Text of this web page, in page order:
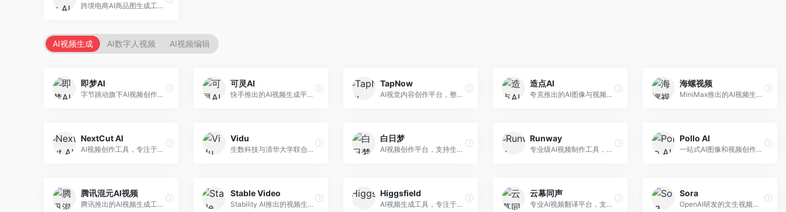
跨境电商AI商品图生成工具。面向跨境电商卖家，支持多语言商品图生成、模特替换、场景优化等服务，适配海外电商平台需求。
AI视频生成 AI数字人视频 AI视频编辑
即梦AI
字节跳动旗下AI视频创作平台，支持多模态内容生成。面向内容创作者和营销人员，提供文生视频、图生视频、智能剪辑等功能，中文理解能力强，创作效率高。
可灵AI
快手推出的AI视频生成平台，支持文生视频和图生视频，可生成长达2分钟的高质量视频内容。面向短视频创作者和营销人员，操作简便，生成效果逼真，适合商业推广和创意表达。
TapNow
AI视觉内容创作平台，整合图像与视频生成能力。面向内容创作者，提供文生图、文生视频、智能编辑等服务，创作工具丰富，一站式体验便捷。
造点AI
夸克推出的AI图像与视频创作平台。面向普通用户和内容创作者，提供文生图、文生视频等功能，操作简便，与夸克生态深度整合。
海螺视频
MiniMax推出的AI视频生成工具，支持高质量视频创作。面向内容创作者，提供文生视频、视频编辑等功能，生成速度快，视频效果自然流畅。
NextCut AI
AI视频创作工具，专注于智能剪辑和视频生成。面向视频创作者，提供智能剪辑、视频生成、特效添加等功能，剪辑效率高，适合快节奏内容生产。
Vidu
生数科技与清华大学联合研发的AI视频生成大模型。面向视频创作者和内容生产者，支持文生视频、图生视频，视频质量高，物理运动理解准确，国产视频生成领先工具。
白日梦
AI视频创作平台，支持生成长达50分钟的长视频内容。面向长视频创作者和内容生产者，支持故事视频生成、视频编辑等功能，适合叙事性内容创作。
Runway
专业级AI视频制作工具，支持视频生成与编辑。面向影视制作人和创意工作者，提供文生视频、视频编辑、绿幕抠像等专业功能，视频处理能力强，适合专业创作场景。
Pollo AI
一站式AI图像和视频创作平台，整合多种生成工具。面向内容创作者，提供文生图、文生视频、视频编辑等服务，创作工具全面，一站式体验便捷。
腾讯混元AI视频
腾讯推出的AI视频生成工具，基于混元大模型。面向腾讯生态用户和内容创作者，支持文生视频、视频编辑等功能，与腾讯产品生态深度整合。
Stable Video
Stability AI推出的视频生成模型，开源可部署。面向开发者和专业创作者，支持视频生成、视频编辑等功能，开源生态完善，定制化程度高。
Higgsfield
AI视频生成工具，专注于高质量视频内容创作。面向视频创作者和营销人员，支持文生视频、视频编辑等功能，视频效果逼真，适合商业应用。
云幕同声
专业AI视频翻译平台，支持视频多语言配音和字幕生成。面向跨境电商和内容出海从业者，提供视频翻译、配音、字幕生成等服务，多语言支持完善。
Sora
OpenAI研发的文生视频大模型，可根据文字描述生成长达60秒的高清视频。面向影视创作者、广告从业者和内容生产者，视频连贯性强，物理世界理解准确，代表了AI视频生成的最高水平。